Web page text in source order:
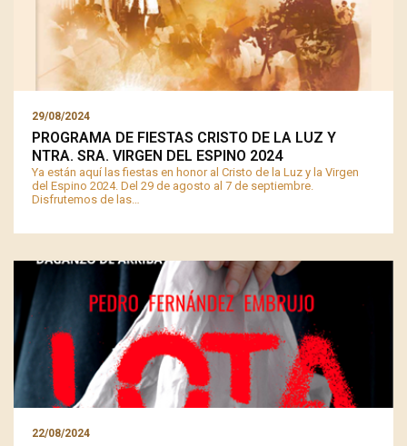
29/08/2024
PROGRAMA DE FIESTAS CRISTO DE LA LUZ Y
NTRA. SRA. VIRGEN DEL ESPINO 2024
Ya están aquí las fiestas en honor al Cristo de la Luz y la Virgen
del Espino 2024. Del 29 de agosto al 7 de septiembre.
Disfrutemos de las…
22/08/2024